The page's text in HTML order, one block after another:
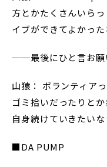
方とかたくさんいら
イブができてよかった
──最後にひと言お願
山猿： ボランティア
ゴミ拾いだったりと
自身続けていきたいな
■DA PUMP